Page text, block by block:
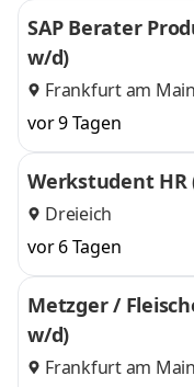
SAP Berater
w/d)
Frankfurt am Main
vor 9 Tagen
Werkstudent
Dreieich
vor 6 Tagen
Metzger /
w/d)
Frankfurt am Main